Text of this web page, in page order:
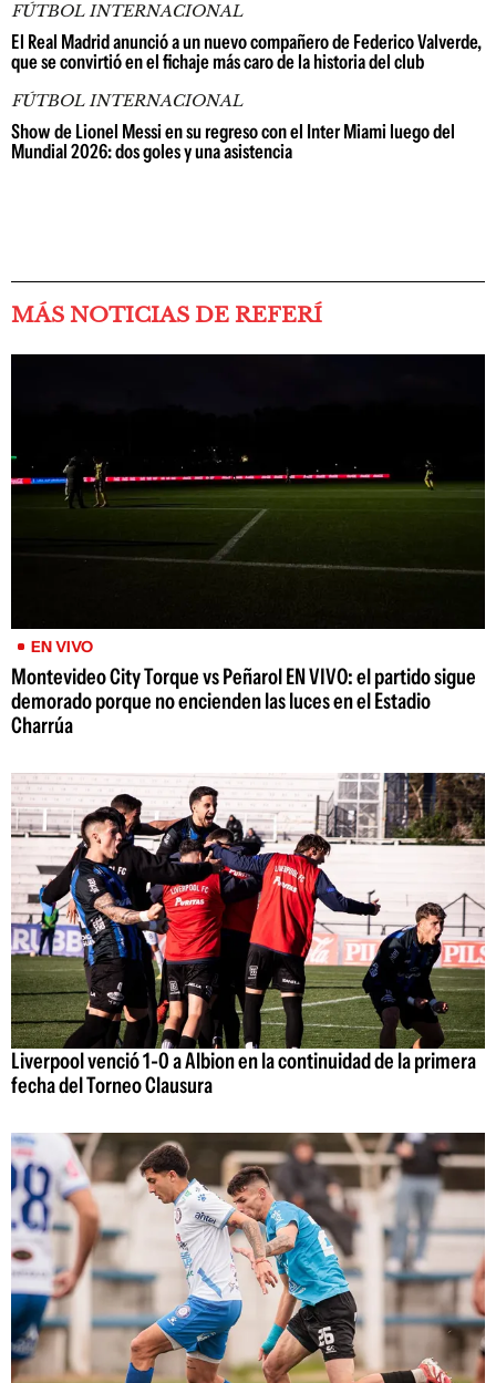
FÚTBOL INTERNACIONAL
El Real Madrid anunció a un nuevo compañero de Federico Valverde,
que se convirtió en el fichaje más caro de la historia del club
FÚTBOL INTERNACIONAL
Show de Lionel Messi en su regreso con el Inter Miami luego del
Mundial 2026: dos goles y una asistencia
MÁS NOTICIAS DE REFERÍ
EN VIVO
Montevideo City Torque vs Peñarol EN VIVO: el partido sigue
demorado porque no encienden las luces en el Estadio
Charrúa
Liverpool venció 1-0 a Albion en la continuidad de la primera
fecha del Torneo Clausura